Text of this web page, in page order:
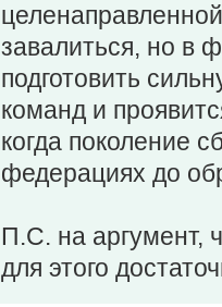
завалиться, но в
подготовить
команд и
когда поколение
федерациях до
П.С. на аргумент,
для этого